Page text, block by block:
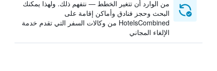
من الوارد أن تتغير الخطط — نتفهم ذلك. ولهذا يمكنك
البحث وحجز فنادق وأماكن إقامة على
HotelsCombined من وكالات السفر التي تقدم خدمة
الإلغاء المجاني